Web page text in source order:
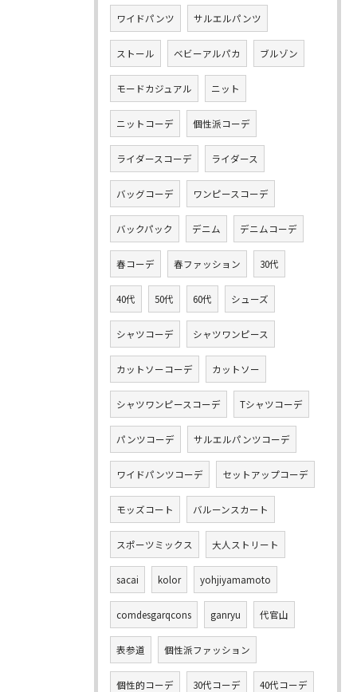
ワイドパンツ サルエルパンツ
ストール ベビーアルパカ ブルゾン
モードカジュアル ニット
ニットコーデ 個性派コーデ
ライダースコーデ ライダース
バッグコーデ ワンピースコーデ
バックパック デニム デニムコーデ
春コーデ 春ファッション 30代
40代 50代 60代 シューズ
シャツコーデ シャツワンピース
カットソーコーデ カットソー
シャツワンピースコーデ Tシャツコーデ
パンツコーデ サルエルパンツコーデ
ワイドパンツコーデ セットアップコーデ
モッズコート バルーンスカート
スポーツミックス 大人ストリート
sacai kolor yohjiyamamoto
comdesgarqcons ganryu 代官山
表参道 個性派ファッション
個性的コーデ 30代コーデ 40代コーデ